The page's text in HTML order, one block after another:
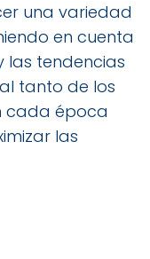
una variedad
en cuenta
las tendencias
tanto de los
cada época
las